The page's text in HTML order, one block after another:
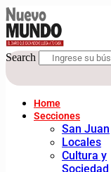
Search
Home
Secciones
San Juan
Locales
Cultura y
Sociedad